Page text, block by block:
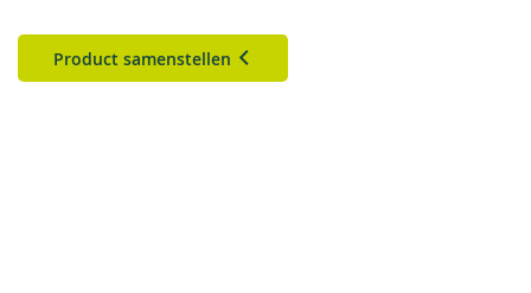
Product samenstellen